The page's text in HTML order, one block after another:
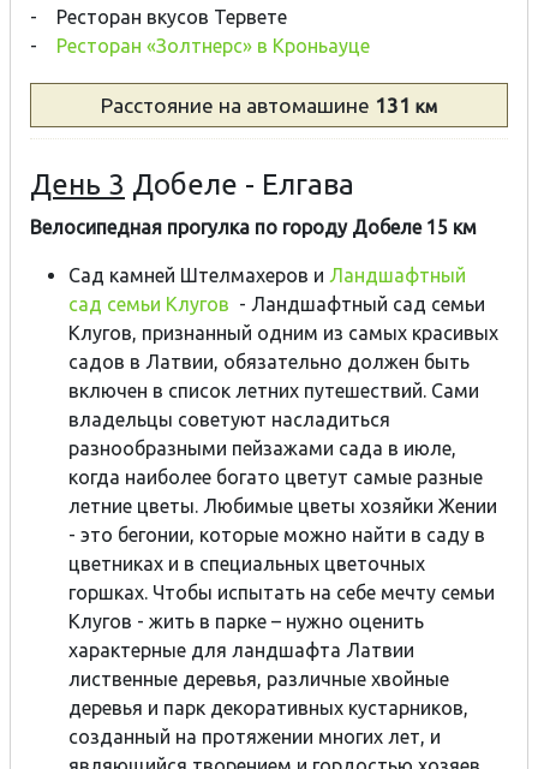
- Ресторан вкусов Тервете
- Ресторан «Золтнерс» в Кроньауце
Расстояние на автомашине 131 км
День 3 Добеле - Елгава
Велосипедная прогулка по городу Добеле 15 км
Сад камней Штелмахеров и Ландшафтный
сад семьи Клугов - Ландшафтный сад семьи
Клугов, признанный одним из самых красивых
садов в Латвии, обязательно должен быть
включен в список летних путешествий. Cами
владельцы советуют насладиться
разнообразными пейзажами сада в июле,
когда наиболее богато цветут самые разные
летние цветы. Любимые цветы хозяйки Жении
- это бегонии, которые можно найти в саду в
цветниках и в специальных цветочных
горшках. Чтобы испытать на себе мечту семьи
Клугов - жить в парке – нужно оценить
характерные для ландшафта Латвии
лиственные деревья, различные хвойные
деревья и парк декоративных кустарников,
созданный на протяжении многих лет, и